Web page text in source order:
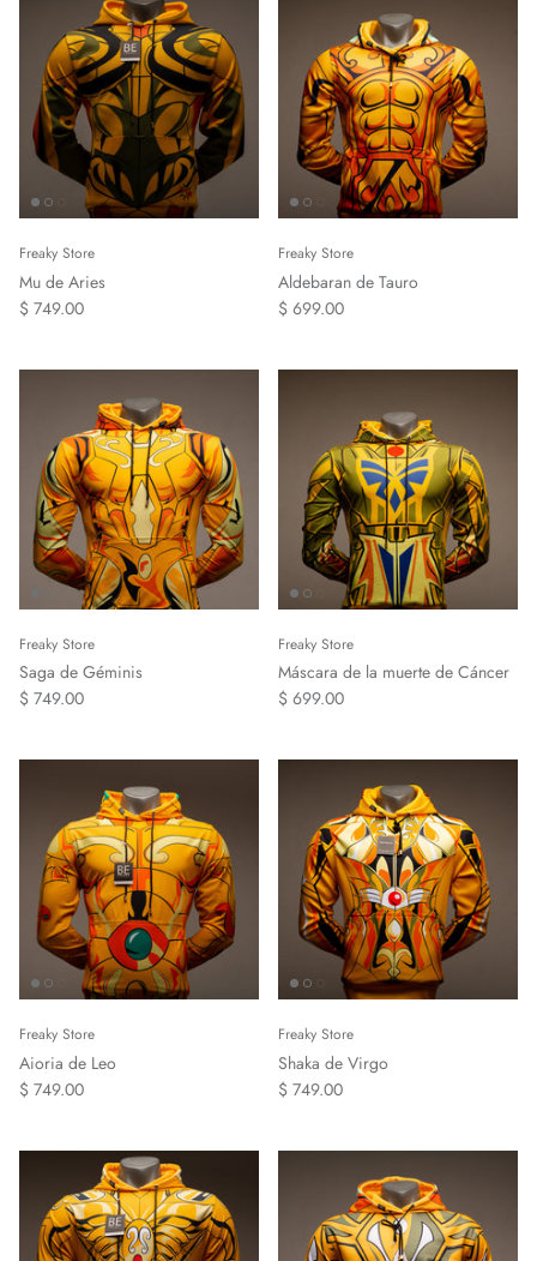
Freaky Store
Mu de Aries
$ 749.00
Freaky Store
Aldebaran de Tauro
$ 699.00
Freaky Store
Saga de Géminis
$ 749.00
Freaky Store
Máscara de la muerte de Cáncer
$ 699.00
Freaky Store
Aioria de Leo
$ 749.00
Freaky Store
Shaka de Virgo
$ 749.00